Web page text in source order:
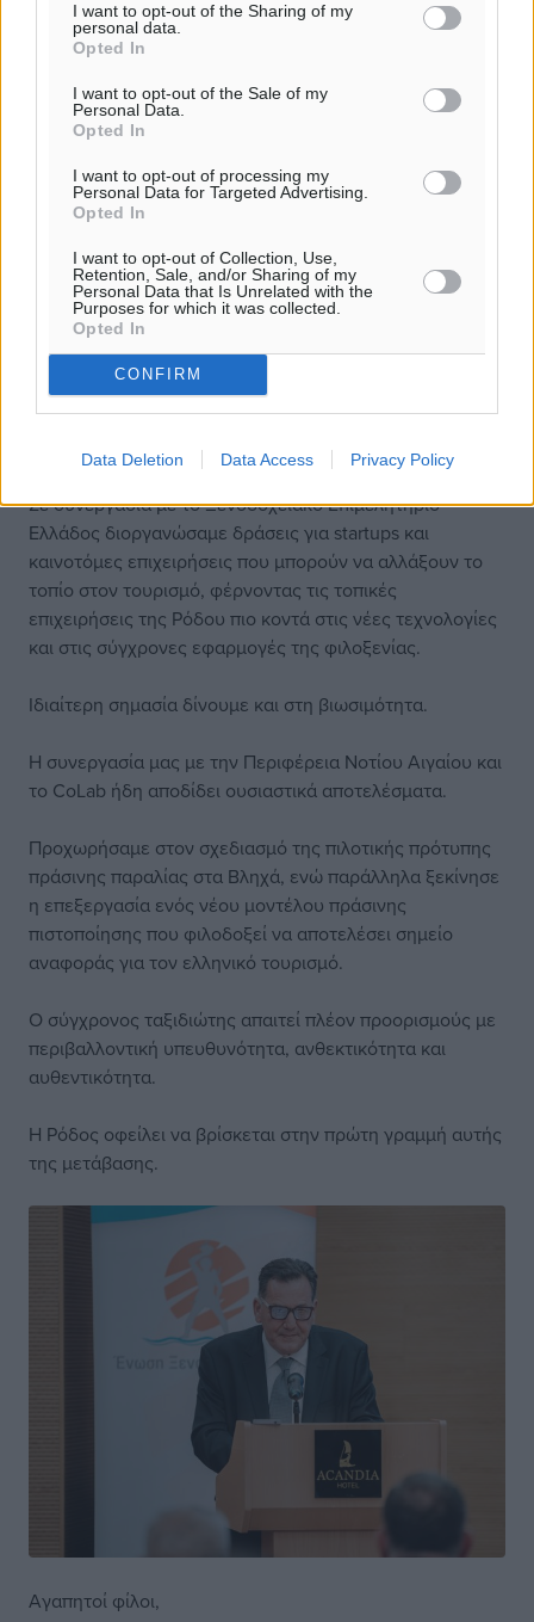
I want to opt-out of the Sharing of my
personal data.
Opted In
I want to opt-out of the Sale of my
Personal Data.
Opted In
I want to opt-out of processing my
Personal Data for Targeted Advertising.
Opted In
I want to opt-out of Collection, Use,
Retention, Sale, and/or Sharing of my
Personal Data that Is Unrelated with the
Purposes for which it was collected.
Opted In
CONFIRM
Data Deletion Data Access Privacy Policy
ανταγωνισμό.
κανόνες ισονομίας, ποιότητας, ελέγχου και ασφάλειας
για όλους.
Η εξωστρέφεια της Ένωσής μας συνεχίζεται δυναμικά.
Συμμετείχαμε ενεργά στις μεγάλες διεθνείς εκθέσεις,
στην ITB Berlin και στο Λονδίνο, στηρίζοντας παράλληλα
τις δράσεις του ΠΡΟΤΟΥΡ και την κοινή προσπάθεια
προβολής της Ρόδου ως σύγχρονου και ανταγωνιστικού
προορισμού.
Ταυτόχρονα, επενδύουμε και στη νέα εποχή του
Σε συνεργασία με το Ξενοδοχειακό Επιμελητήριο
Ελλάδος διοργανώσαμε δράσεις για startups και
καινοτόμες επιχειρήσεις που μπορούν να αλλάξουν το
τοπίο στον τουρισμό, φέρνοντας τις τοπικές
επιχειρήσεις της Ρόδου πιο κοντά στις νέες τεχνολογίες
και στις σύγχρονες εφαρμογές της φιλοξενίας.
Ιδιαίτερη σημασία δίνουμε και στη βιωσιμότητα.
Η συνεργασία μας με την Περιφέρεια Νοτίου Αιγαίου και
το CoLab ήδη αποδίδει ουσιαστικά αποτελέσματα.
Προχωρήσαμε στον σχεδιασμό της πιλοτικής πρότυπης
πράσινης παραλίας στα Βληχά, ενώ παράλληλα ξεκίνησε
η επεξεργασία ενός νέου μοντέλου πράσινης
πιστοποίησης που φιλοδοξεί να αποτελέσει σημείο
αναφοράς για τον ελληνικό τουρισμό.
Ο σύγχρονος ταξιδιώτης απαιτεί πλέον προορισμούς με
περιβαλλοντική υπευθυνότητα, ανθεκτικότητα και
αυθεντικότητα.
Η Ρόδος οφείλει να βρίσκεται στην πρώτη γραμμή αυτής
της μετάβασης.
Αγαπητοί φίλοι,